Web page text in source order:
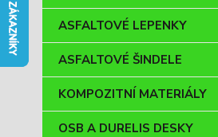
ASFALTOVÉ LEPENKY
ASFALTOVÉ ŠINDELE
KOMPOZITNÍ MATERIÁLY
OSB A DURELIS DESKY